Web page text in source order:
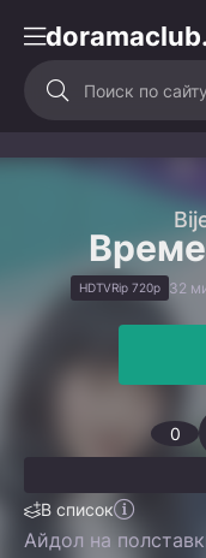
HDTVRip 720p 32
0
В список
Айдол на